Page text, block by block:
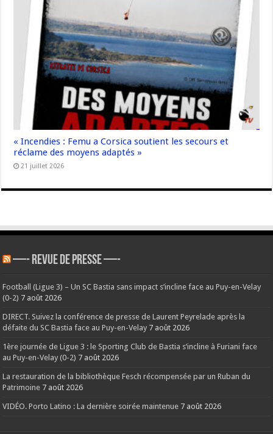
« Incendies : Femu a Corsica soutient les secours et
réclame des moyens adaptés »
21 juillet 2026
—- REVUE DE PRESSE —-
Football (Ligue 3) – Un SC Bastia sans impact s’incline face au Puy-en-Velay
(0-2) 7 août 2026
DIRECT. Suivez la conférence de presse de Laurent Peyrelade après la
défaite du SC Bastia face au Puy-en-Velay 7 août 2026
1ère journée de Ligue 3 : le Sporting Club de Bastia s’incline à Furiani face
au Puy-en-Velay (0-2) 7 août 2026
La restauration de la bibliothèque Fesch récompensée par un Ruban du
Patrimoine 7 août 2026
VIDÉO. Porto Latino : La dernière soirée maintenue 7 août 2026